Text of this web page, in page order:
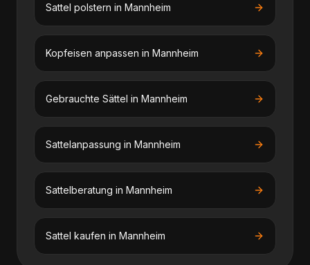
Sattel polstern in Mannheim
Kopfeisen anpassen in Mannheim
Gebrauchte Sättel in Mannheim
Sattelanpassung in Mannheim
Sattelberatung in Mannheim
Sattel kaufen in Mannheim